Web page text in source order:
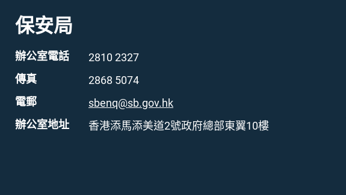
保安局
辦公室電話 2810 2327
傳真 2868 5074
電郵 sbenq@sb.gov.hk
辦公室地址 香港添馬添美道2號政府總部東翼10樓